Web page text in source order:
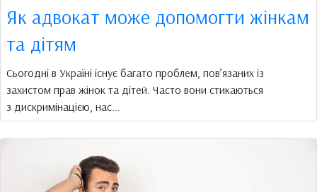
Як адвокат може допомогти жінкам
та дітям
Сьогодні в Україні існує багато проблем, пов’язаних із
захистом прав жінок та дітей. Часто вони стикаються
з дискримінацією, нас...